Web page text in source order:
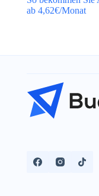
ab 4,62€/Monat